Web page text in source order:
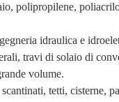
polipropilene,
idraulica e
travi di solaio di
volume.
tetti, cisterne,